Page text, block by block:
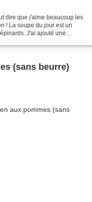
dire que j'aime beaucoup les
! La soupe du jour est un
J'ai ajouté une
(sans beurre)